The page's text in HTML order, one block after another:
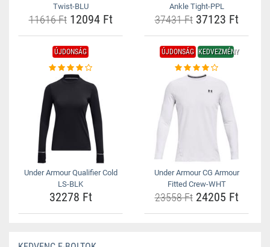
Twist-BLU
11616 Ft12094 Ft
Ankle Tight-PPL
37431 Ft37123 Ft
ÚJDONSÁG
Under Armour Qualifier Cold
LS-BLK
32278 Ft
ÚJDONSÁG KEDVEZMÉNY
Under Armour CG Armour
Fitted Crew-WHT
23558 Ft24205 Ft